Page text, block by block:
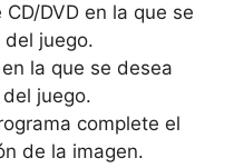
DVD en la ⁤que se
juego.
la que se desea
juego.
complete el
de​ la​ imagen.